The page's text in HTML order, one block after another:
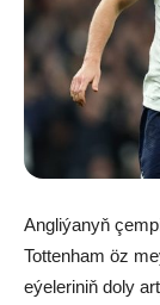
Angliýanyň
Tottenham öz
eýeleriniň doly